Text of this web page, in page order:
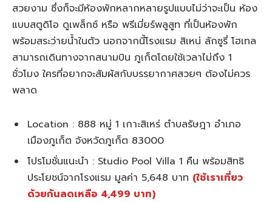
สวยงาม ซึ่งก็จะมีห้องพักหลากหลายรูปแบบไม่ว่าจะเป็น ห้อง
แบบสตูดิโอ ดูเพล็กซ์ หรือ พรีเมี่ยร์พลูสูท ที่เป็นห้องพัก
พร้อมสระว่ายน้ำในตัว นอกจากนี้โรงแรม สิเหน่ ลักซูรี่ โฮเทล
สามารถเดินทางจากสนามบิน ภูเก็ตโดยใช้เวลาไม่ถึง 1
ชั่วโมง ใครที่อยากจะสัมผัสกับบรรยากาศสวยๆ ต้องไม่ควร
พลาด
Location : 888 หมู่ 1 เกาะสิเหร่ ตำบลรัษฎา อำเภอ
เมืองภูเก็ต จังหวัดภูเก็ต 83000
โปรโมชั่นแนะนำ : Studio Pool Villa 1 คืน พร้อมสิทธิ
ประโยชน์จากโรงแรม มูลค่า 5,648 บาท (ใช้เราเที่ยว
ด้วยกันลดเหลือ 4,499 บาท)